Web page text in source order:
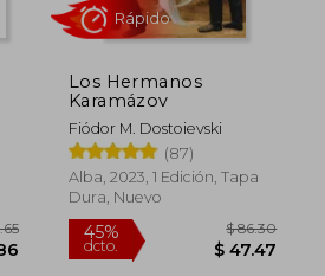
Los Hermanos
Karamázov
Fiódor M. Dostoievski
(87)
Alba, 2023, 1 Edición, Tapa
Dura, Nuevo